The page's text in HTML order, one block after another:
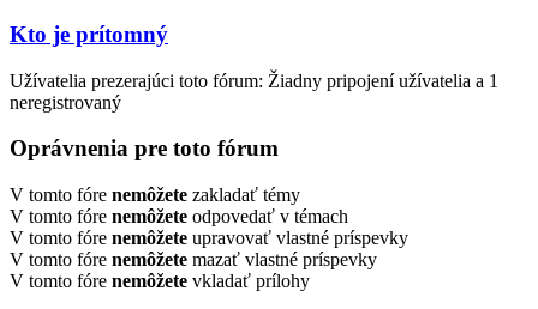
Kto je prítomný
Užívatelia prezerajúci toto fórum: Žiadny pripojení užívatelia a 1
neregistrovaný
Oprávnenia pre toto fórum
V tomto fóre nemôžete zakladať témy
V tomto fóre nemôžete odpovedať v témach
V tomto fóre nemôžete upravovať vlastné príspevky
V tomto fóre nemôžete mazať vlastné príspevky
V tomto fóre nemôžete vkladať prílohy